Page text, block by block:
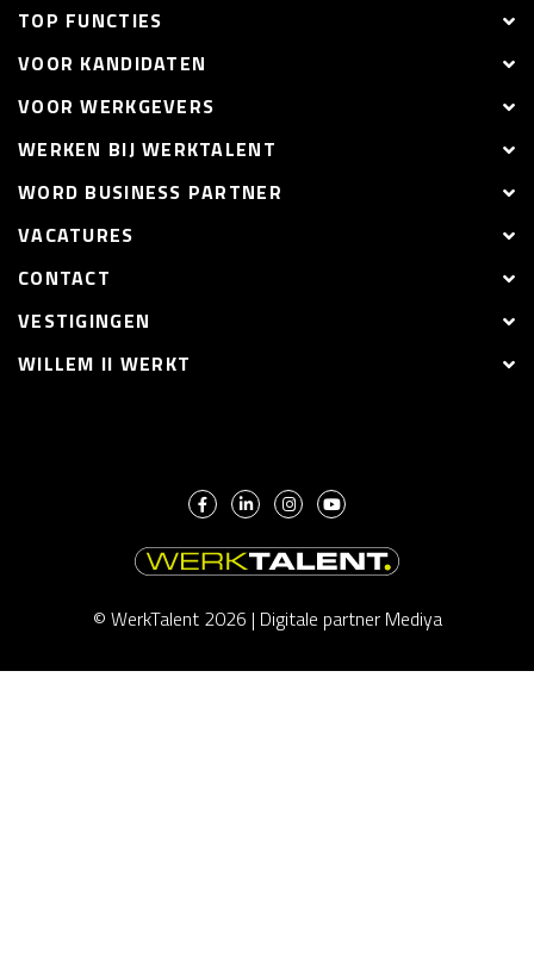
TOP FUNCTIES
VOOR KANDIDATEN
VOOR WERKGEVERS
WERKEN BIJ WERKTALENT
WORD BUSINESS PARTNER
VACATURES
CONTACT
VESTIGINGEN
WILLEM II WERKT
© WerkTalent 2026 | Digitale partner Mediya